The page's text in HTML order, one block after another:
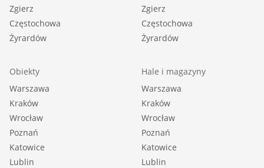
Zgierz
Częstochowa
Żyrardów
Zgierz
Częstochowa
Żyrardów
Obiekty
Warszawa
Kraków
Wrocław
Poznań
Katowice
Lublin
Hale i magazyny
Warszawa
Kraków
Wrocław
Poznań
Katowice
Lublin